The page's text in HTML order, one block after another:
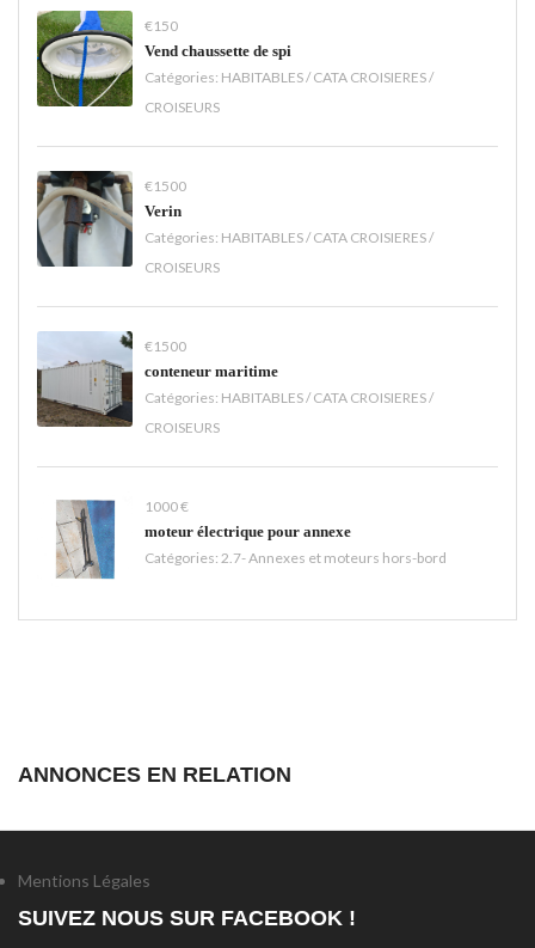
€150
Vend chaussette de spi
Catégories: HABITABLES / CATA CROISIERES /
CROISEURS
€1500
Verin
Catégories: HABITABLES / CATA CROISIERES /
CROISEURS
€1500
conteneur maritime
Catégories: HABITABLES / CATA CROISIERES /
CROISEURS
1000 €
moteur électrique pour annexe
Catégories: 2.7- Annexes et moteurs hors-bord
ANNONCES EN RELATION
Mentions Légales
SUIVEZ NOUS SUR FACEBOOK !